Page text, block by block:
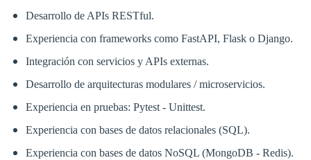
Desarrollo de APIs RESTful.
Experiencia con frameworks como FastAPI, Flask o Django.
Integración con servicios y APIs externas.
Desarrollo de arquitecturas modulares / microservicios.
Experiencia en pruebas: Pytest - Unittest.
Experiencia con bases de datos relacionales (SQL).
Experiencia con bases de datos NoSQL (MongoDB - Redis).